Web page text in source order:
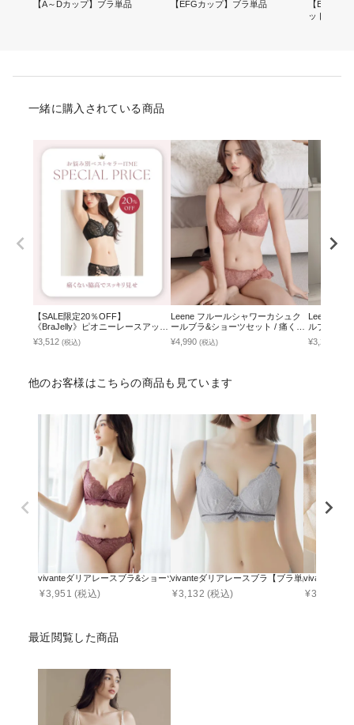
【A～Dカップ】ブラ単品 【EFGカップ】ブラ単品
【EFGカ
ット
一緒に購入されている商品
【SALE限定20％OFF】
《BraJelly》ピオニーレースアップ
ブラ＆ショーツ
¥3,512 (税込)
Leene フルールシャワーカシュク
ールブラ&ショーツセット / 痛くな
い脇高谷間ブラ
¥4,990 (税込)
Leene コ
ルブラ&シ
脇高谷間ブ
¥3,292
他のお客様はこちらの商品も見ています
vivanteダリアレースブラ&ショーツ / 補正ブラに見えない脇肉撃退ブラ
¥3,951 (税込)
vivanteダリアレースブラ【ブラ単品】 / 補正
¥3,132 (税込)
vivante ブロ
¥3,141
最近閲覧した商品